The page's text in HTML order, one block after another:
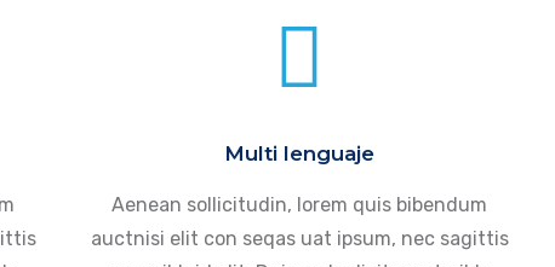
Multi lenguaje
Aenean sollicitudin, lorem quis bibendum
auctnisi elit con seqas uat ipsum, nec sagittis